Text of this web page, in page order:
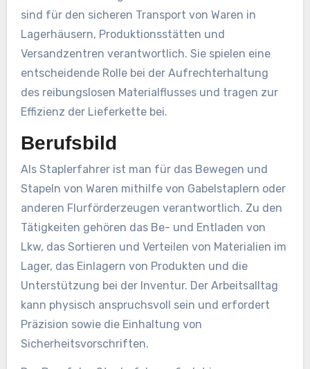
sind für den sicheren Transport von Waren in
Lagerhäusern, Produktionsstätten und
Versandzentren verantwortlich. Sie spielen eine
entscheidende Rolle bei der Aufrechterhaltung
des reibungslosen Materialflusses und tragen zur
Effizienz der Lieferkette bei.
Berufsbild
Als Staplerfahrer ist man für das Bewegen und
Stapeln von Waren mithilfe von Gabelstaplern oder
anderen Flurförderzeugen verantwortlich. Zu den
Tätigkeiten gehören das Be- und Entladen von
Lkw, das Sortieren und Verteilen von Materialien im
Lager, das Einlagern von Produkten und die
Unterstützung bei der Inventur. Der Arbeitsalltag
kann physisch anspruchsvoll sein und erfordert
Präzision sowie die Einhaltung von
Sicherheitsvorschriften.